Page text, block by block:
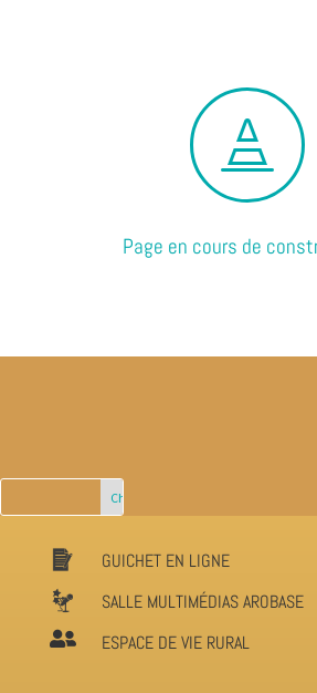

Page en cours de
GUICHET EN LIGNE
SALLE MULTIMÉDIAS AROBASE
 ESPACE DE VIE RURAL